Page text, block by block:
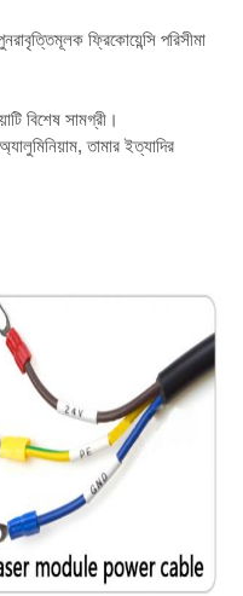
ফ্রিকোয়েন্সি পরিসীমা
বিশেষ সামগ্রী।
তামার ইত্যাদির